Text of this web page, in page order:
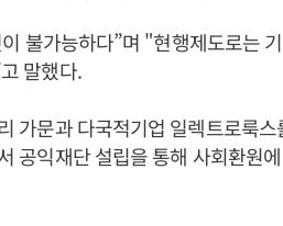
불가능하다”며 "현행제도로는 기
말했다.
가문과 다국적기업 일렉트로룩스
공익재단 설립을 통해 사회환원에